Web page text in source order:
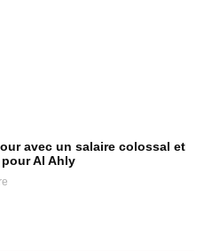
avec un salaire colossal et
Al Ahly